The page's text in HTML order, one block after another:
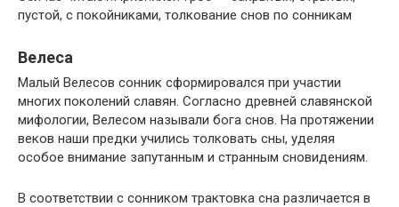
пустой, с покойниками, толкование снов по сонникам
Велеса
Малый Велесов сонник сформировался при участии
многих поколений славян. Согласно древней славянской
мифологии, Велесом называли бога снов. На протяжении
веков наши предки учились толковать сны, уделяя
особое внимание запутанным и странным сновидениям.
В соответствии с сонником трактовка сна различается в